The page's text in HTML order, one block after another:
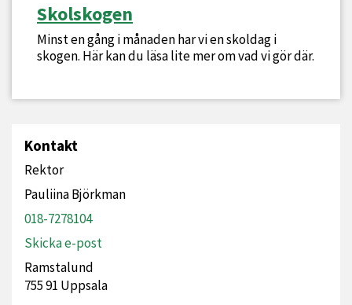
Skolskogen
Minst en gång i månaden har vi en skoldag i
skogen. Här kan du läsa lite mer om vad vi gör där.
Kontakt
Rektor
Pauliina Björkman
018-7278104
Skicka e-post
Ramstalund
755 91 Uppsala